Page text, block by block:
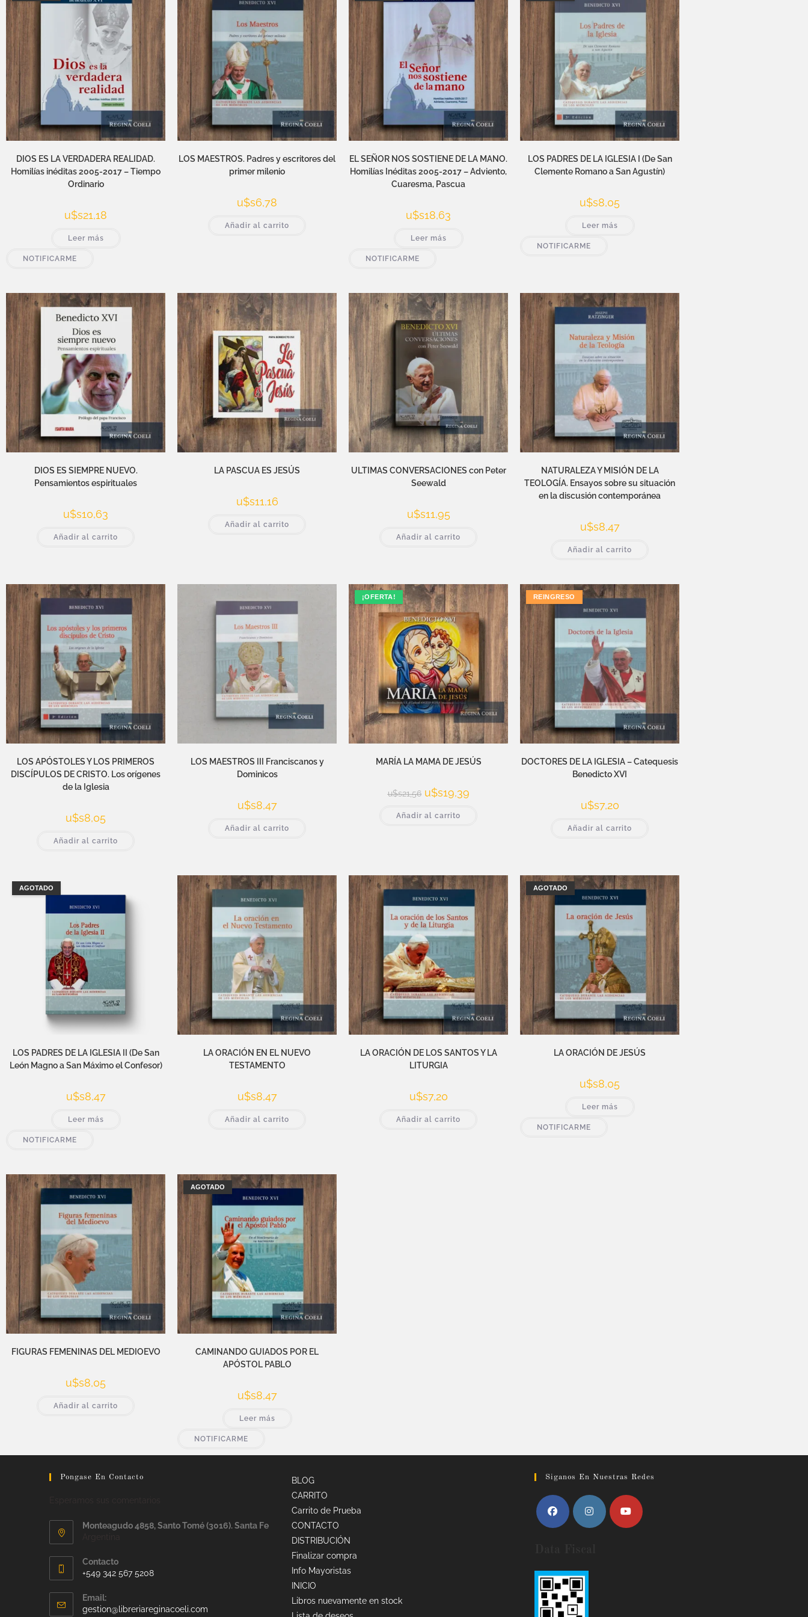
DIOS ES LA VERDADERA REALIDAD.
Homilías inéditas 2005-2017 – Tiempo
Ordinario
u$s21,18
Leer más
NOTIFICARME
LOS MAESTROS. Padres y escritores del
primer milenio
u$s6,78
Añadir al carrito
EL SEÑOR NOS SOSTIENE DE LA MANO.
Homilías Inéditas 2005-2017 – Adviento,
Cuaresma, Pascua
u$s18,63
Leer más
NOTIFICARME
LOS PADRES DE LA IGLESIA I (De San
Clemente Romano a San Agustín)
u$s8,05
Leer más
NOTIFICARME
DIOS ES SIEMPRE NUEVO.
Pensamientos espirituales
u$s10,63
Añadir al carrito
LA PASCUA ES JESÚS
u$s11,16
Añadir al carrito
ULTIMAS CONVERSACIONES con Peter
Seewald
u$s11,95
Añadir al carrito
NATURALEZA Y MISIÓN DE LA
TEOLOGÍA. Ensayos sobre su situación
en la discusión contemporánea
u$s8,47
Añadir al carrito
LOS APÓSTOLES Y LOS PRIMEROS
DISCÍPULOS DE CRISTO. Los orígenes
de la Iglesia
u$s8,05
Añadir al carrito
LOS MAESTROS III Franciscanos y
Dominicos
u$s8,47
Añadir al carrito
¡OFERTA!
MARÍA LA MAMA DE JESÚS
u$s21,56 u$s19,39
Añadir al carrito
REINGRESO
DOCTORES DE LA IGLESIA – Catequesis
Benedicto XVI
u$s7,20
Añadir al carrito
AGOTADO
LOS PADRES DE LA IGLESIA II (De San
León Magno a San Máximo el Confesor)
u$s8,47
Leer más
NOTIFICARME
LA ORACIÓN EN EL NUEVO
TESTAMENTO
u$s8,47
Añadir al carrito
LA ORACIÓN DE LOS SANTOS Y LA
LITURGIA
u$s7,20
Añadir al carrito
AGOTADO
LA ORACIÓN DE JESÚS
u$s8,05
Leer más
NOTIFICARME
FIGURAS FEMENINAS DEL MEDIOEVO
u$s8,05
Añadir al carrito
AGOTADO
CAMINANDO GUIADOS POR EL
APÓSTOL PABLO
u$s8,47
Leer más
NOTIFICARME
Pongase En Contacto
Monteagudo 4858, Santo Tomé (3016). Santa Fe
Contacto
+549 342 567 5208
Email:
gestion@libreriareginacoeli.com
BLOG
CARRITO
Carrito de Prueba
CONTACTO
DISTRIBUCIÓN
Finalizar compra
Info Mayoristas
INICIO
Libros nuevamente en stock
Siganos En Nuestras Redes